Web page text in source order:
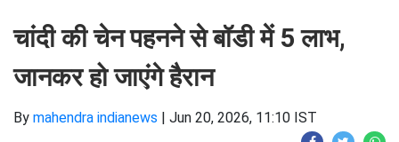
चांदी की चेन पहनने से बॉडी में 5 लाभ,
जानकर हो जाएंगे हैरान
By mahendra indianews | Jun 20, 2026, 11:10 IST